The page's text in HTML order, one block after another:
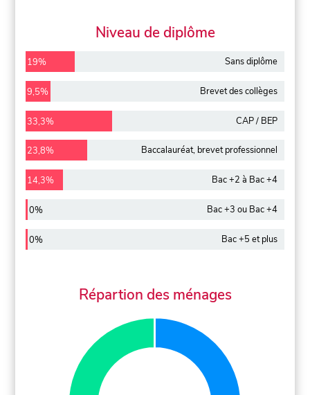
Niveau de diplôme
19% Sans diplôme
9,5% Brevet des collèges
33,3% CAP / BEP
23,8% Baccalauréat, brevet professionnel
14,3% Bac +2 à Bac +4
0% Bac +3 ou Bac +4
0% Bac +5 et plus
Répartion des ménages